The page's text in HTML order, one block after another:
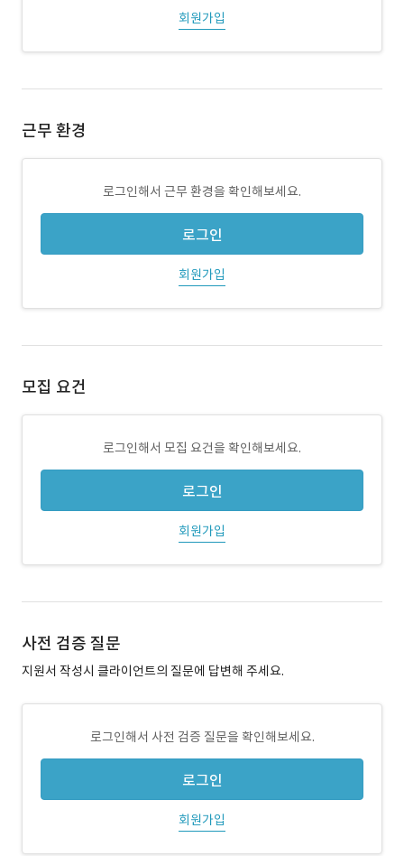
회원가입
근무 환경
로그인해서 근무 환경을 확인해보세요.
로그인
회원가입
모집 요건
로그인해서 모집 요건을 확인해보세요.
로그인
회원가입
사전 검증 질문
지원서 작성시 클라이언트의 질문에 답변해 주세요.
로그인해서 사전 검증 질문을 확인해보세요.
로그인
회원가입